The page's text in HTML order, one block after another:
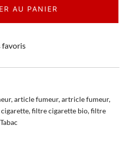
AU PANIER
favoris
,article fumeur,artricle fumeur,
,filtre cigarette bio,filtre
Tabac